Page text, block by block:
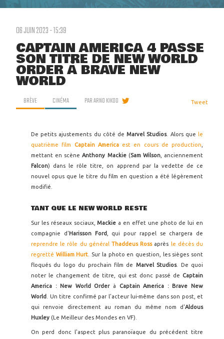
06 JUIN 2023 - 15:39
CAPTAIN AMERICA 4 PASSE
SON TITRE DE NEW WORLD
ORDER À BRAVE NEW
WORLD
BRÈVE CINÉMA PARARNO KIKOO Tweet
De petits ajustements du côté deMarvel Studios. Alors que le
quatrième film Captain America est en cours de production
mettant en scèneAnthony Mackie (Sam Wilson, anciennement
Falcon) dans le rôle titre, on apprend par la vedette de ce
nouvel opus que le titre du film en question a été légèrement
modifié.
TANT QUE LE NEW WORLD RESTE
Sur les réseaux sociaux,Mackie a en effet une photo de lui en
compagnie d' Harisson Ford
, qui pour rappel se chargera de
reprendre le rôle du général Thaddeus Rossaprès
le décès du
regretté William Hurt . Sur la photo en question, les sièges sont
floqués du logo du prochain film de Marvel Studios. De quoi
noter le changement de titre, qui est donc passé de Captain
America : New World Order à
Captain America : Brave New
World
. Un titre confirmé par l'acteur lui-même dans son post, et
qui renvoie directement au roman du même nom d'Aldous
Huxley (Le Meilleur des Mondes en VF).
On perd donc l'aspect plus paranoïaque du précédent titre